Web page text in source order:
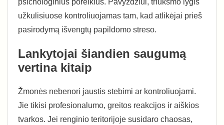
psichologinius poreikius. Pavyzdžiui, triukšmo lygis
užkulisiuose kontroliuojamas tam, kad atlikėjai prieš
pasirodymą išvengtų papildomo streso.
Lankytojai šiandien saugumą
vertina kitaip
Žmonės nebenori jaustis stebimi ar kontroliuojami.
Jie tikisi profesionalumo, greitos reakcijos ir aiškios
tvarkos. Jei renginio teritorijoje susidaro chaosas,